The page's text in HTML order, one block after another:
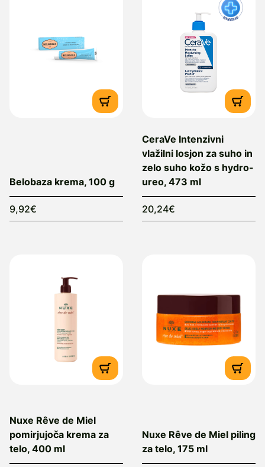
Belobaza krema, 100 g
9,92€
CeraVe Intenzivni
vlažilni losjon za suho in
zelo suho kožo s hydro-
ureo, 473 ml
20,24€
Nuxe Rêve de Miel
pomirjujoča krema za
telo, 400 ml
Nuxe Rêve de Miel piling
za telo, 175 ml